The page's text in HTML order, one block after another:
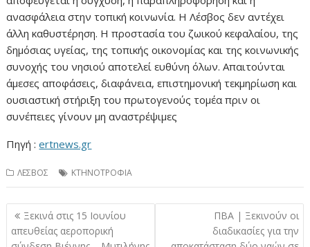
ανασφάλεια στην τοπική κοινωνία. Η Λέσβος δεν αντέχει
άλλη καθυστέρηση. Η προστασία του ζωικού κεφαλαίου, της
δημόσιας υγείας, της τοπικής οικονομίας και της κοινωνικής
συνοχής του νησιού αποτελεί ευθύνη όλων. Απαιτούνται
άμεσες αποφάσεις, διαφάνεια, επιστημονική τεκμηρίωση και
ουσιαστική στήριξη του πρωτογενούς τομέα πριν οι
συνέπειες γίνουν μη αναστρέψιμες
Πηγή :ertnews.gr
ΛΕΣΒΟΣ ΚΤΗΝΟΤΡΟΦΙΑ
Πλοήγηση
άρθρων
Ξεκινά στις 15 Ιουνίου
απευθείας αεροπορική
ΠΒΑ | Ξεκινούν οι
διαδικασίες για την